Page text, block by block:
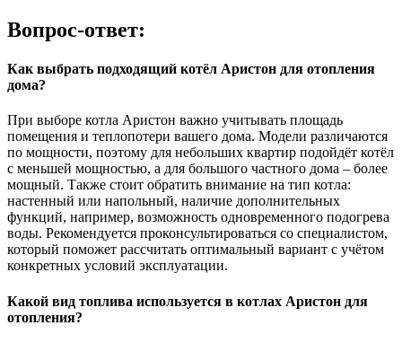
Вопрос-ответ:
Как выбрать подходящий котёл Аристон для отопления
дома?
При выборе котла Аристон важно учитывать площадь
помещения и теплопотери вашего дома. Модели различаются
по мощности, поэтому для небольших квартир подойдёт котёл
с меньшей мощностью, а для большого частного дома – более
мощный. Также стоит обратить внимание на тип котла:
настенный или напольный, наличие дополнительных
функций, например, возможность одновременного подогрева
воды. Рекомендуется проконсультироваться со специалистом,
который поможет рассчитать оптимальный вариант с учётом
конкретных условий эксплуатации.
Какой вид топлива используется в котлах Аристон для
отопления?